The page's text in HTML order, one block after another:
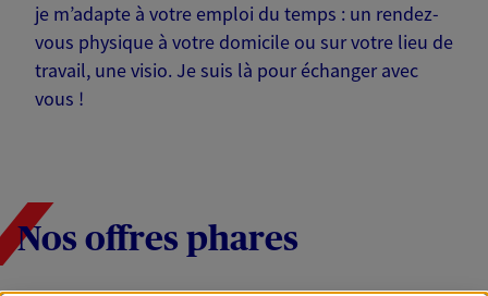
je m’adapte à votre emploi du temps : un rendez-
vous physique à votre domicile ou sur votre lieu de
travail, une visio. Je suis là pour échanger avec
vous !
Nos offres phares